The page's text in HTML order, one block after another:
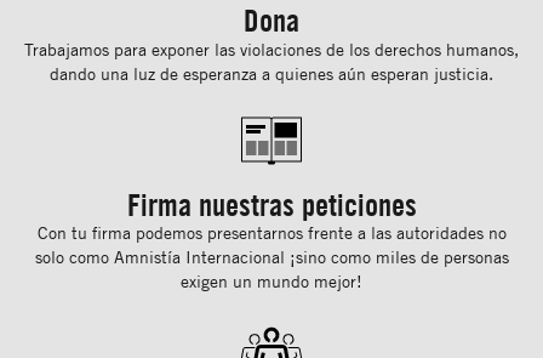
Dona
Trabajamos para exponer las violaciones de los derechos humanos,
dando una luz de esperanza a quienes aún esperan justicia.
Firma nuestras peticiones
Con tu ﬁrma podemos presentarnos frente a las autoridades no
solo como Amnistía Internacional ¡sino como miles de personas
exigen un mundo mejor!